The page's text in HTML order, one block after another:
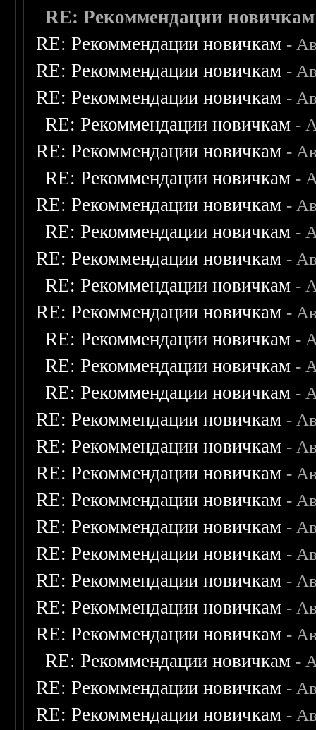
RE: Рекоммендации новичкам
RE: Рекоммендации новичкам -
RE: Рекоммендации новичкам -
RE: Рекоммендации новичкам -
RE: Рекоммендации новичкам -
RE: Рекоммендации новичкам -
RE: Рекоммендации новичкам -
RE: Рекоммендации новичкам -
RE: Рекоммендации новичкам -
RE: Рекоммендации новичкам -
RE: Рекоммендации новичкам -
RE: Рекоммендации новичкам -
RE: Рекоммендации новичкам -
RE: Рекоммендации новичкам -
RE: Рекоммендации новичкам -
RE: Рекоммендации новичкам -
RE: Рекоммендации новичкам -
RE: Рекоммендации новичкам -
RE: Рекоммендации новичкам -
RE: Рекоммендации новичкам -
RE: Рекоммендации новичкам -
RE: Рекоммендации новичкам -
RE: Рекоммендации новичкам -
RE: Рекоммендации новичкам -
RE: Рекоммендации новичкам -
RE: Рекоммендации новичкам -
RE: Рекоммендации новичкам -